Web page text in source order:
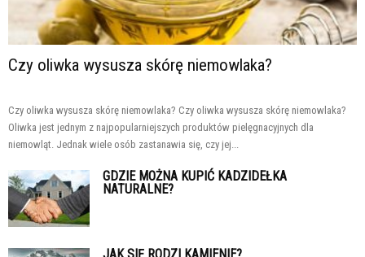
Czy oliwka wysusza skórę niemowlaka?
Czy oliwka wysusza skórę niemowlaka? Czy oliwka wysusza skórę niemowlaka?
Oliwka jest jednym z najpopularniejszych produktów pielęgnacyjnych dla
niemowląt. Jednak wiele osób zastanawia się, czy jej...
GDZIE MOŻNA KUPIĆ KADZIDEŁKA
NATURALNE?
JAK SIĘ RODZI KAMIENIE?